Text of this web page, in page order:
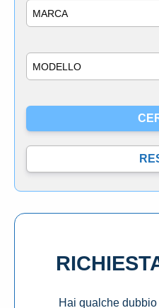
Hai qualche